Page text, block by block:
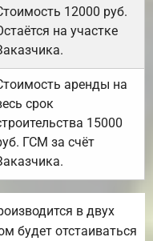
12000 руб.
на участке
аренды на
срок
15000
ГСМ за счёт
в двух
будет отстаиваться